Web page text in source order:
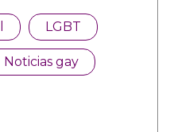
LGBT
Noticias gay